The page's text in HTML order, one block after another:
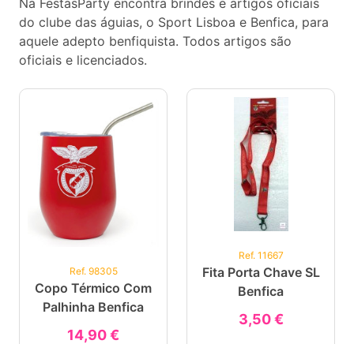
Na FestasParty encontra brindes e artigos oficiais
do clube das águias, o Sport Lisboa e Benfica, para
aquele adepto benfiquista. Todos artigos são
oficiais e licenciados.
Ref. 98305
Copo Térmico Com
Palhinha Benfica
14,90 €
Ref. 11667
Fita Porta Chave SL
Benfica
3,50 €